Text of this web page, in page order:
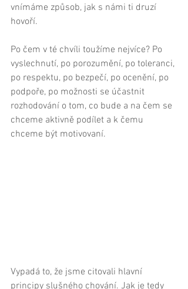
vnímáme způsob, jak s námi ti druzí
hovoří.
Po čem v té chvíli toužíme nejvíce? Po
vyslechnutí, po porozumění, po toleranci,
po respektu, po bezpečí, po ocenění, po
podpoře, po možnosti se účastnit
rozhodování o tom, co bude a na čem se
chceme aktivně podílet a k čemu
chceme být motivovaní.
Vypadá to, že jsme citovali hlavní
principy slušného chování. Jak je tedy